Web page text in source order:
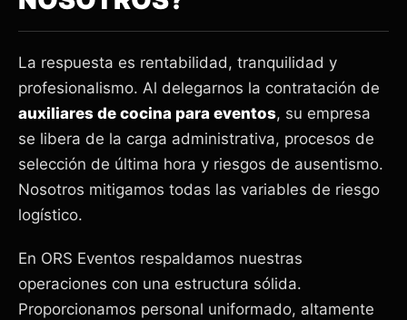
La respuesta es rentabilidad, tranquilidad y
profesionalismo. Al delegarnos la contratación de
auxiliares de cocina para eventos, su empresa
se libera de la carga administrativa, procesos de
selección de última hora y riesgos de ausentismo.
Nosotros mitigamos todas las variables de riesgo
logístico.
En ORS Eventos respaldamos nuestras
operaciones con una estructura sólida.
Proporcionamos personal uniformado, altamente